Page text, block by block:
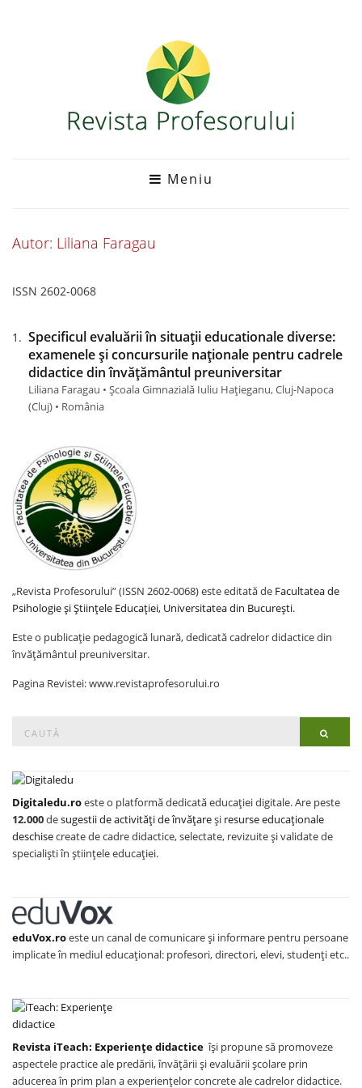
Meniu
Autor: Liliana Faragau
ISSN 2602-0068
Specificul evaluării în situații educationale diverse:
examenele și concursurile naționale pentru cadrele
didactice din învățământul preuniversitar
Liliana Faragau • Școala Gimnazială Iuliu Hațieganu, Cluj-Napoca
(Cluj) • România
„Revista Profesorului” (ISSN 2602-0068) este editată de Facultatea de
Psihologie și Științele Educației, Universitatea din București.
Este o publicație pedagogică lunară, dedicată cadrelor didactice din
învățământul preuniversitar.
Pagina Revistei: www.revistaprofesorului.ro
for:
Digitaledu.roeste o platformă dedicată educației digitale. Are peste
12.000desugestii de activități de învățareși resurse educaționale
deschisecreate de cadre didactice, selectate, revizuite și validate de
specialiști în științele educației.
eduVox.roeste un canal de comunicare și informare pentru persoane
implicate în mediul educațional: profesori, directori, elevi, studenți etc..
Revista iTeach: Experienţe didactice îşi propune să promoveze
aspectele practice ale predării, învăţării şi evaluării şcolare prin
aducerea în prim plan a experienţelor concrete ale cadrelor didactice.